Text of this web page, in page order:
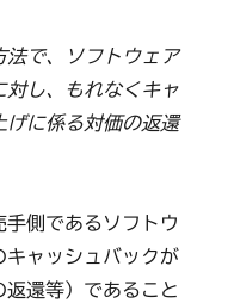
で、ソフトウェア
対し、もれなくキャ
げに係る対価の返還
側であるソフトウ
キャッシュバックが
還等）であること